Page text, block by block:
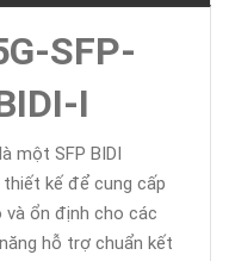
SFP-
I
là một SFP BIDI
kế để cung cấp
ổn định cho các
hỗ trợ chuẩn kết